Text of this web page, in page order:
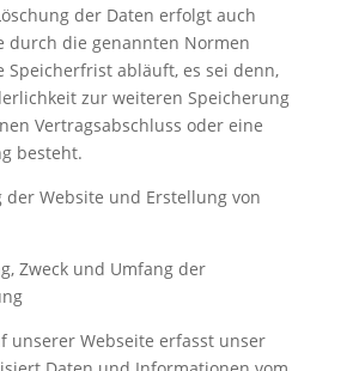
der Daten erfolgt auch
durch die genannten Normen
Speicherfrist abläuft, es sei denn,
zur weiteren Speicherung
Vertragsabschluss oder eine
besteht.
Website und Erstellung von
Zweck und Umfang der
unserer Webseite erfasst unser